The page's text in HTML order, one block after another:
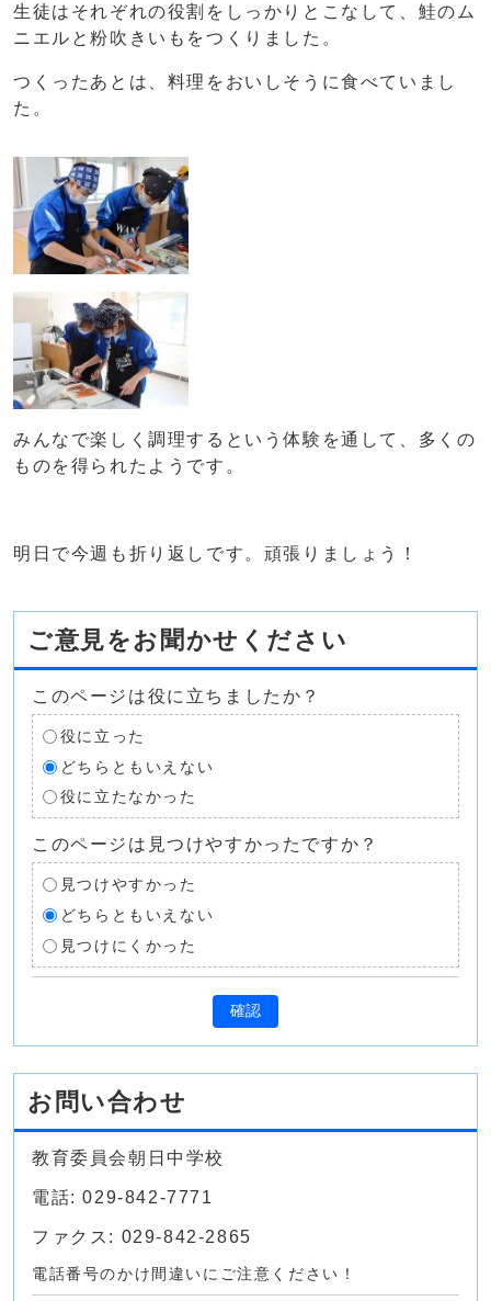
生徒はそれぞれの役割をしっかりとこなして、鮭のム
ニエルと粉吹きいもをつくりました。
つくったあとは、料理をおいしそうに食べていまし
た。
みんなで楽しく調理するという体験を通して、多くの
ものを得られたようです。
明日で今週も折り返しです。頑張りましょう！
ご意見をお聞かせください
このページは役に立ちましたか？
役に立った
どちらともいえない
役に立たなかった
このページは見つけやすかったですか？
見つけやすかった
どちらともいえない
見つけにくかった
確認
お問い合わせ
教育委員会朝日中学校
電話: 029-842-7771
ファクス: 029-842-2865
電話番号のかけ間違いにご注意ください！